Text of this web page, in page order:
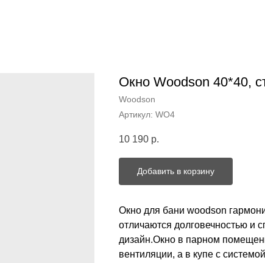
Окно Woodson 40*40,
Woodson
Артикул: WO4
10 190 р.
Добавить в корзину
Окно для бани woodson
отличаются долговечностью и
дизайн.Окно в парном
вентиляции, а в купе с